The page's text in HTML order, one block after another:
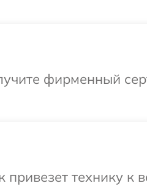
фирменный
технику к